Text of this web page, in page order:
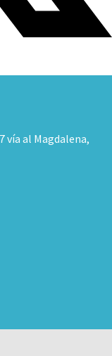
vía al Magdalena,